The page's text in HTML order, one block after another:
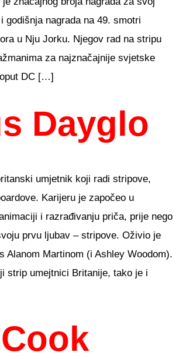
godišnja nagrada na 49. smotri
u Nju Jorku. Njegov rad na stripu
za najznačajnije svjetske
DC […]
Dayglo
umjetnik koji radi stripove,
Karijeru je započeo u
i razrađivanju priča, prije nego
prvu ljubav – stripove. Oživio je
Alanom Martinom (i Ashley Woodom).
strip umejtnici Britanije, tako je i